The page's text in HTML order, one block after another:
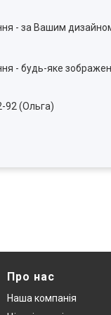
- за Вашим
- будь-яке
92 (Ольга)
Про нас
Наша компанія